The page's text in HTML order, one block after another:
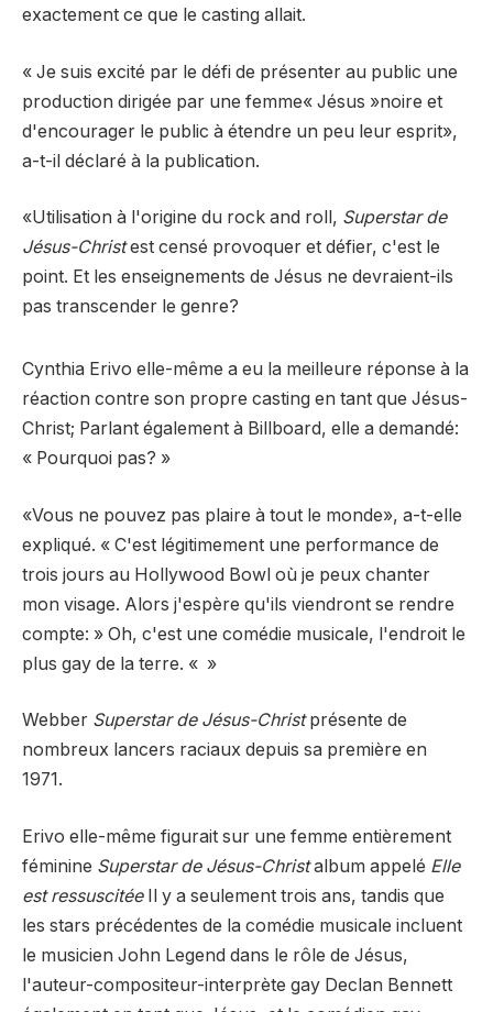
exactement ce que le casting allait.
« Je suis excité par le défi de présenter au public une
production dirigée par une femme« Jésus »noire et
d'encourager le public à étendre un peu leur esprit»,
a-t-il déclaré à la publication.
«Utilisation à l'origine du rock and roll, Superstar de
Jésus-Christest censé provoquer et défier, c'est le
point. Et les enseignements de Jésus ne devraient-ils
pas transcender le genre?
Cynthia Erivo elle-même a eu la meilleure réponse à la
réaction contre son propre casting en tant que Jésus-
Christ; Parlant également à Billboard, elle a demandé:
« Pourquoi pas? »
«Vous ne pouvez pas plaire à tout le monde», a-t-elle
expliqué. « C'est légitimement une performance de
trois jours au Hollywood Bowl où je peux chanter
mon visage. Alors j'espère qu'ils viendront se rendre
compte: » Oh, c'est une comédie musicale, l'endroit le
plus gay de la terre. « »
Webber Superstar de Jésus-Christprésente de
nombreux lancers raciaux depuis sa première en
1971.
Erivo elle-même figurait sur une femme entièrement
féminine Superstar de Jésus-Christalbum appelé Elle
est ressuscitéeIl y a seulement trois ans, tandis que
les stars précédentes de la comédie musicale incluent
le musicien John Legend dans le rôle de Jésus,
l'auteur-compositeur-interprète gay Declan Bennett